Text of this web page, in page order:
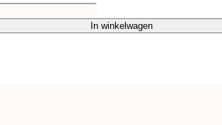
In winkelwagen
In winkelwagen